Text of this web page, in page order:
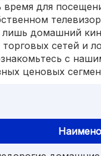
время для
лишь домашний
сетей и
с
ценовых